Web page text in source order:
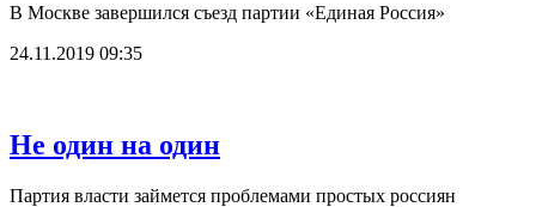
В Москве завершился съезд партии «Единая Россия»
24.11.2019 09:35
Не один на один
Партия власти займется проблемами простых россиян